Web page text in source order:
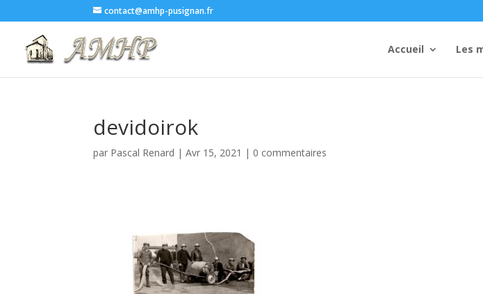
contact@amhp-pusignan.fr
Accueil Les
devidoirok
par Pascal Renard |Avr 15, 2021 | 0 commentaires